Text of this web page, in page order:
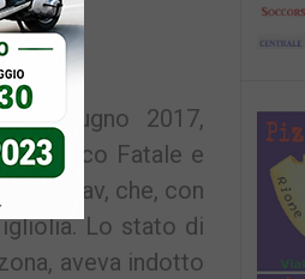
21 giugno 2017,
Fatale e
Eav, che, con
Lo stato di
aveva indotto